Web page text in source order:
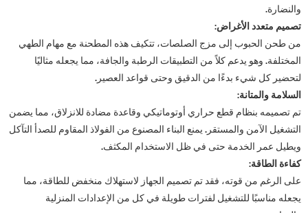
والنضارة.
تصميم متعدد الأغراض:
من طحن الحبوب إلى مزج الصلصات، تتكيف هذه المطحنة مع مهام الطهي
المختلفة. وهو يدعم كلاً من التطبيقات الرطبة والجافة، مما يجعله مثاليًا
لتحضير كل شيء بدءًا من الدقيق وحتى قواعد العصير.
السلامة والمتانة:
تم تصميمه بنظام قطع حراري أوتوماتيكي وقاعدة مضادة للانزلاق، مما يضمن
التشغيل الآمن والمستقر. يمنع البناء المصنوع من الفولاذ المقاوم للصدأ التآكل
ويطيل عمر الخدمة حتى في ظل الاستخدام المكثف.
كفاءة الطاقة:
على الرغم من قوته، فقد تم تصميم الجهاز لاستهلاك منخفض للطاقة، مما
يجعله مناسبًا للتشغيل لفترات طويلة في كل من الإعدادات المنزلية